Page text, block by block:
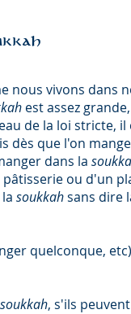
nous vivons dans
est assez
de la loi stricte,
dès que l'on
dans la
pâtisserie ou d'un
soukkahsans dire
quelconque,
soukkah, s'ils